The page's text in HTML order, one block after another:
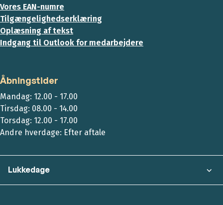
Vores EAN-numre
Tilgængelighedserklæring
Oplæsning af tekst
Indgang til Outlook for medarbejdere
Åbningstider
Mandag: 12.00 - 17.00
Tirsdag: 08.00 - 14.00
Torsdag: 12.00 - 17.00
Andre hverdage: Efter aftale
Lukkedage